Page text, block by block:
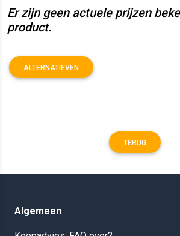
Er zijn geen actuele prijzen
product.
ALTERNATIEVEN
TERUG
Algemeen